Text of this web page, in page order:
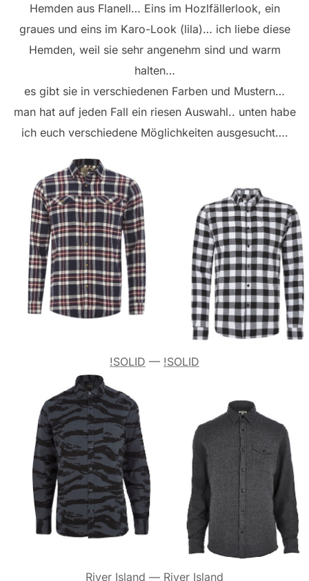
Hemden aus Flanell… Eins im Hozlfällerlook, ein
graues und eins im Karo-Look (lila)… ich liebe diese
Hemden, weil sie sehr angenehm sind und warm
halten…
es gibt sie in verschiedenen Farben und Mustern…
man hat auf jeden Fall ein riesen Auswahl.. unten habe
ich euch verschiedene Möglichkeiten ausgesucht….
!SOLID — !SOLID
River Island — River Island